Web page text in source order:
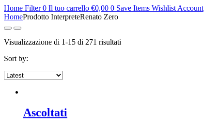
Home Filter 0 Il tuo carrello €0,00 0 Save Items Wishlist Account
HomeProdotto InterpreteRenato Zero
Visualizzazione di 1-15 di 271 risultati
Sort by:
Ascoltati